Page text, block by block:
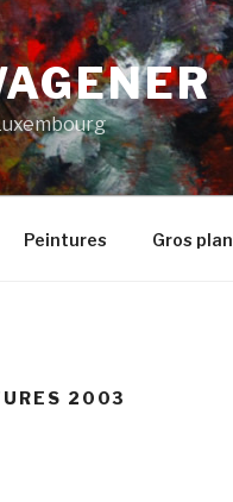
Peintures Gros plan
2003